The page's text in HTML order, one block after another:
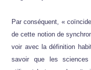
Par conséquent, «
de cette notion de
voir avec la définition
savoir que les